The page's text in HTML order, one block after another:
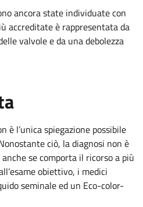
ancora state individuate con
accreditate è rappresentata da
valvole e da una debolezza
è l’unica spiegazione possibile
ciò, la diagnosi non è
se comporta il ricorso a più
obiettivo, i medici
seminale ed un Eco-color-